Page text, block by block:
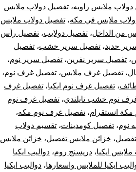
ملابس زاويه، تفصيل دولاب ملابس
ملابس في مكه، تفصيل دولاب ملابس
من الداخل، تفصيل دولايب، تفصيل رأس
حديد، تفصيل سرير خشب، تفصيل
، تفصيل سرير نفرين، تفصيل سرير نوم،
، تفصيل غرف ملابس، تفصيل غرف نوم،
، تفصيل غرف نوم ايكيا، تفصيل غرف
نوم خشب تايلندي، تفصيل غرف نوم
انستقرام، تفصيل غرف نوم مكه،
نوم، تفصيل كومدينات، تقسيم دولاب
تفصيل، خزائن ملابس تفصيل، خزائن ملابس
ملابس ايكيا، دريسنج روم، دواليب ايكيا
ايكيا للملابس واسعارها، دواليب ايكيا